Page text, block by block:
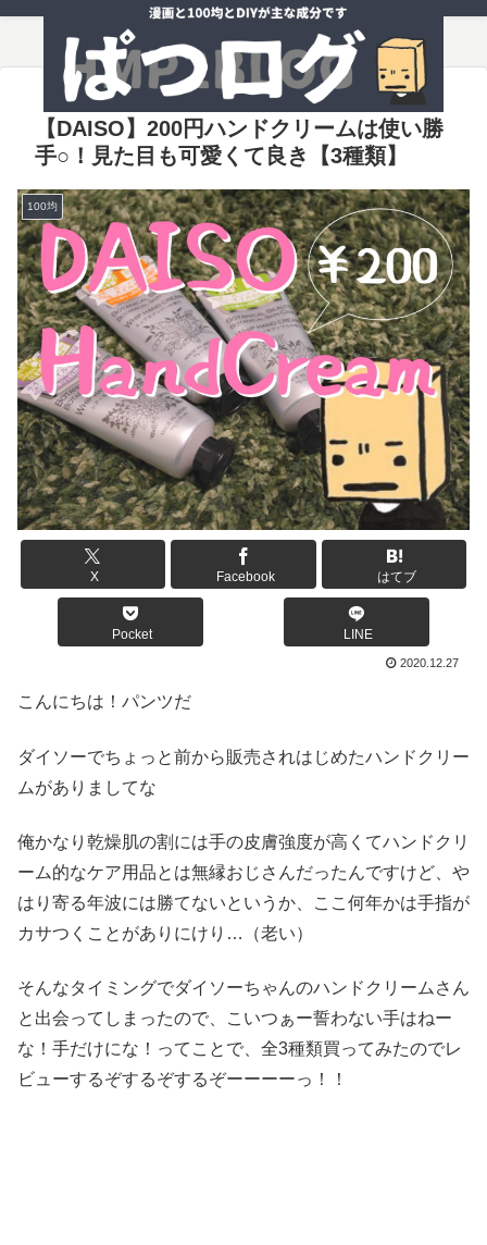
【DAISO】200円ハンドクリームは使い勝
手○！見た目も可愛くて良き【3種類】
100均
X Facebook はてブ
Pocket LINE
2020.12.27
こんにちは！パンツだ
ダイソーでちょっと前から販売されはじめたハンドクリー
ムがありましてな
俺かなり乾燥肌の割には手の皮膚強度が高くてハンドクリ
ーム的なケア用品とは無縁おじさんだったんですけど、や
はり寄る年波には勝てないというか、ここ何年かは手指が
カサつくことがありにけり…（老い）
そんなタイミングでダイソーちゃんのハンドクリームさん
と出会ってしまったので、こいつぁー誓わない手はねー
な！手だけにな！ってことで、全3種類買ってみたのでレ
ビューするぞするぞするぞーーーーっ！！